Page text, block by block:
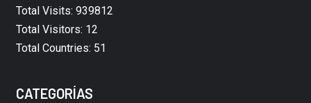
Total Visits: 939812
Total Visitors: 12
Total Countries: 51
CATEGORÍAS